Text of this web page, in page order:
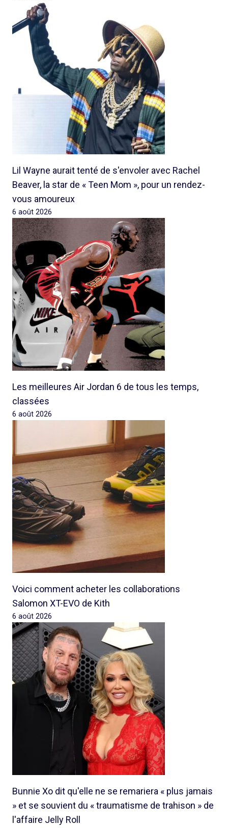
Lil Wayne aurait tenté de s'envoler avec Rachel
Beaver, la star de « Teen Mom », pour un rendez-
vous amoureux
6 août 2026
Les meilleures Air Jordan 6 de tous les temps,
classées
6 août 2026
Voici comment acheter les collaborations
Salomon XT-EVO de Kith
6 août 2026
Bunnie Xo dit qu'elle ne se remariera « plus jamais
» et se souvient du « traumatisme de trahison » de
l'affaire Jelly Roll